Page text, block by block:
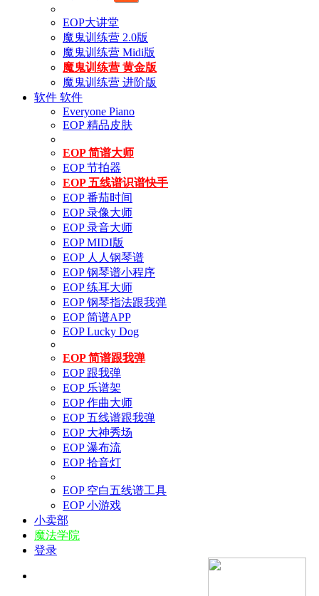
EOP大讲堂
魔鬼训练营 2.0版
魔鬼训练营 Midi版
魔鬼训练营 黄金版
魔鬼训练营 进阶版
软件 软件
Everyone Piano
EOP 精品皮肤
EOP 简谱大师
EOP 节拍器
EOP 五线谱识谱快手
EOP 番茄时间
EOP 录像大师
EOP 录音大师
EOP MIDI版
EOP 人人钢琴谱
EOP 钢琴谱小程序
EOP 练耳大师
EOP 钢琴指法跟我弹
EOP 简谱APP
EOP Lucky Dog
EOP 简谱跟我弹
EOP 跟我弹
EOP 乐谱架
EOP 作曲大师
EOP 五线谱跟我弹
EOP 大神秀场
EOP 瀑布流
EOP 拾音灯
EOP 空白五线谱工具
EOP 小游戏
小卖部
魔法学院
登录